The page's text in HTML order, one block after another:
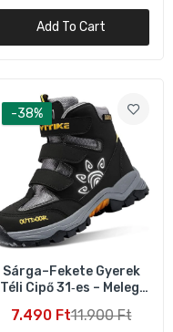
Add To Cart
-38%
Sárga–Fekete Gyerek
Téli Cipő 31‑es – Meleg,
7.490 Ft11.900 Ft